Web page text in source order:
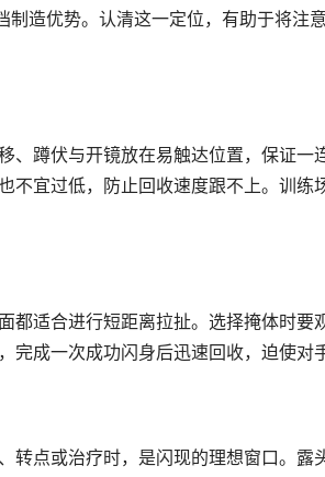
制造优势。认清这一定位，有助于将注
、蹲伏与开镜放在易触达位置，保证一
不宜过低，防止回收速度跟不上。训练
都适合进行短距离拉扯。选择掩体时要
成一次成功闪身后迅速回收，迫使对
转点或治疗时，是闪现的理想窗口。露